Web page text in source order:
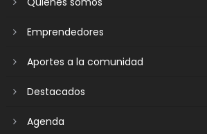
Emprendedores
Aportes a la comunidad
Destacados
Agenda